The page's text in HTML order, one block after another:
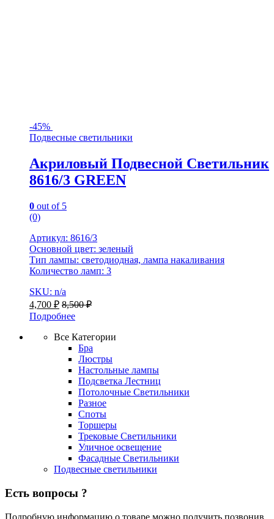
-45%
Подвесные светильники
Акриловый Подвесной Светильник
8616/3 GREEN
0 out of 5
(0)
Артикул: 8616/3
Основной цвет: зеленый
Тип лампы: светодиодная, лампа накаливания
Количество ламп: 3
SKU: n/a
4,700 ₽ 8,500₽
Подробнее
Все Категории
Бра
Люстры
Настольные лампы
Подсветка Лестниц
Потолочные Светильники
Разное
Споты
Торшеры
Трековые Светильники
Уличное освещение
Фасадные Светильники
Подвесные светильники
Есть вопросы ?
Подробную информацию о товаре можно получить позвонив